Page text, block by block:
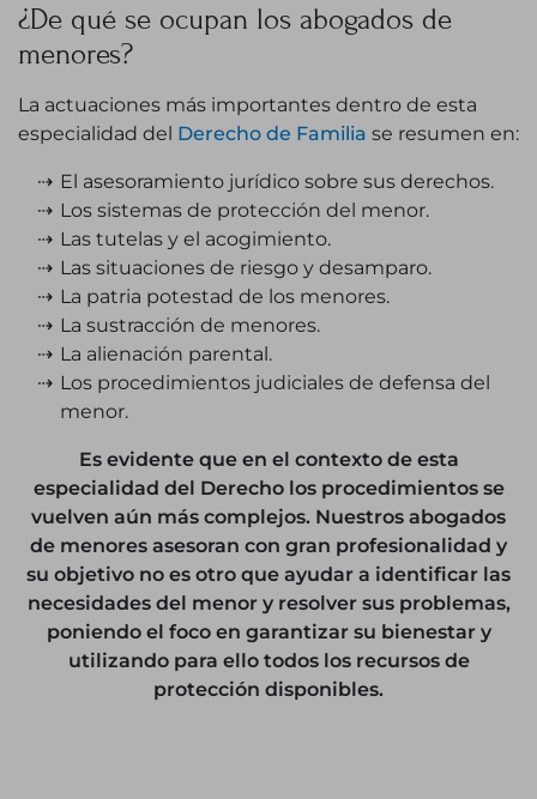
¿De qué se ocupan los abogados de
menores?
La actuaciones más importantes dentro de esta
especialidad del Derecho de Familia se resumen en:
El asesoramiento jurídico sobre sus derechos.
Los sistemas de protección del menor.
Las tutelas y el acogimiento.
Las situaciones de riesgo y desamparo.
La patria potestad de los menores.
La sustracción de menores.
La alienación parental.
Los procedimientos judiciales de defensa del
menor.
Es evidente que en el contexto de esta
especialidad del Derecho los procedimientos se
vuelven aún más complejos. Nuestros abogados
de menores asesoran con gran profesionalidad y
su objetivo no es otro que ayudar a identificar las
necesidades del menor y resolver sus problemas,
poniendo el foco en garantizar su bienestar y
utilizando para ello todos los recursos de
protección disponibles.